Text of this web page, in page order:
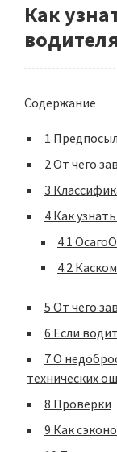
Как
Содержание
1
2От чего
3
4 Как
4.1
4.2
5 От чего
6 Если
7О
технических
8 Проверки
9 Как